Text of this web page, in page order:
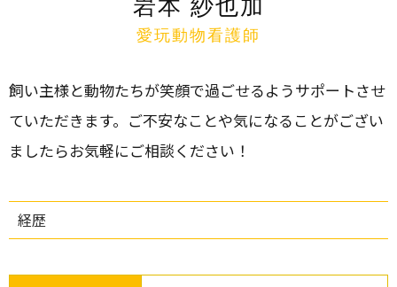
岩本 紗也加
愛玩動物看護師
飼い主様と動物たちが笑顔で過ごせるようサポートさせ
ていただきます。ご不安なことや気になることがござい
ましたらお気軽にご相談ください！
経歴